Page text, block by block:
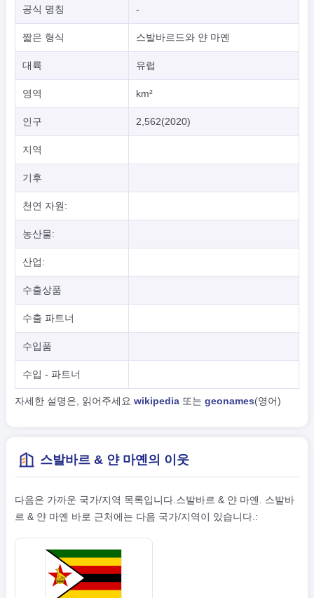
공식 명칭 -
짧은 형식 스발바르드와 얀 마옌
대륙 유럽
영역 km²
인구 2,562(2020)
지역
기후
천연 자원:
농산물:
산업:
수출상품
수출 파트너
수입품
수입 - 파트너
자세한 설명은, 읽어주세요 wikipedia또는 geonames(영어)
스발바르 & 얀 마옌의 이웃
다음은 가까운 국가/지역 목록입니다.스발바르 & 얀 마옌. 스발바
르 & 얀 마옌 바로 근처에는 다음 국가/지역이 있습니다.: